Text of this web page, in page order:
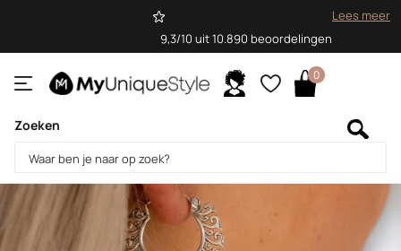
9,3/10 uit 10.890 beoordelingen
Lees meer
Zoeken
0